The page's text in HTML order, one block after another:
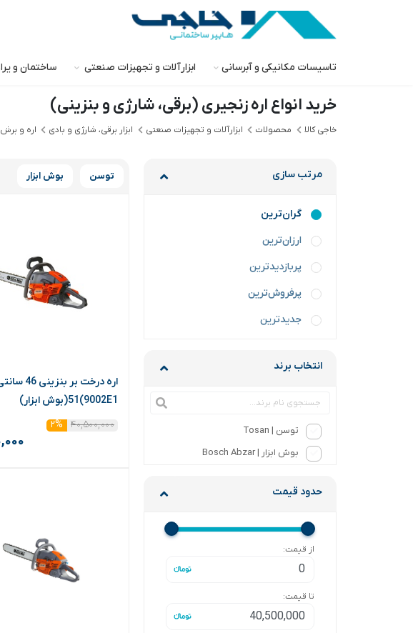
تاسیسات مکانیکی و آبرسانی ابزارآلات و تجهیزات صنعتی ساختمان و
خرید انواع اره زنجیری (برقی، شارژی و بنزینی)
خاجی‌ کالا محصولات ابزارآلات و تجهیزات صنعتی ابزار برقی، شارژی و بادی اره و برش
مرتب سازی
گران‌ترین
ارزان‌ترین
پربازدیدترین
پرفروش‌ترین
جدیدترین
انتخاب برند
توسن | Tosan
بوش ابزار | Bosch Abzar
حدود قیمت
از قیمت:
تا قیمت:
توسن بوش ابزار
51(9002E1(بوش ابزار)
۴۰,۵۰۰,۰۰۰
۲%